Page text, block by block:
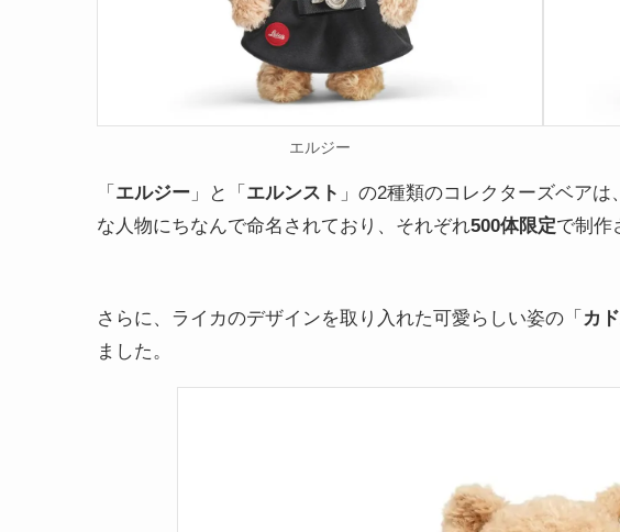
エルジー
「 エルジー 」と「 エルンスト 」の2種類のコレクターズベア
な人物にちなんで命名されており、それぞれ500体限定で制作
さらに、ライカのデザインを取り入れた可愛らしい姿の「 カ
ました。